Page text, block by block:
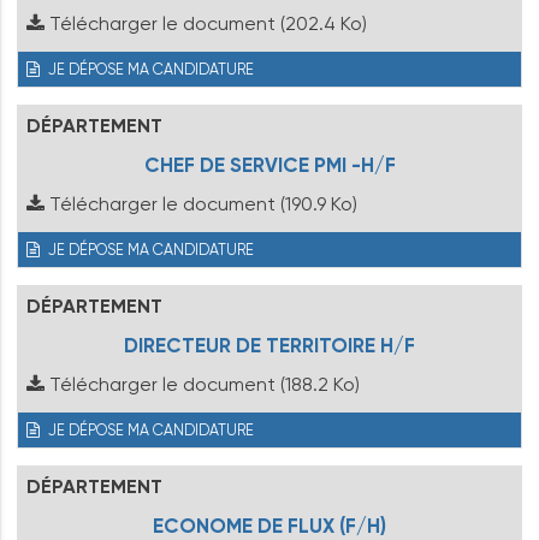
Télécharger le document (202.4 Ko)
JE DÉPOSE MA CANDIDATURE
DÉPARTEMENT
CHEF DE SERVICE PMI -H/F
Télécharger le document (190.9 Ko)
JE DÉPOSE MA CANDIDATURE
DÉPARTEMENT
DIRECTEUR DE TERRITOIRE H/F
Télécharger le document (188.2 Ko)
JE DÉPOSE MA CANDIDATURE
DÉPARTEMENT
ECONOME DE FLUX (F/H)